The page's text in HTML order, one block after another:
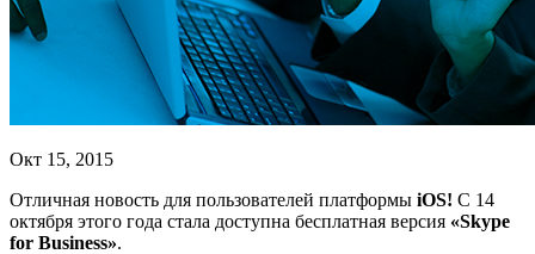
Окт 15, 2015
Отличная новость для пользователей платформы iOS! С 14
октября этого года стала доступна бесплатная версия «Skype
for Business».